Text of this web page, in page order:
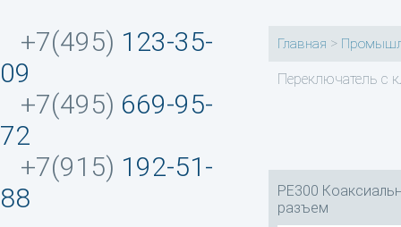
+7(495) 123-35-
09
+7(495) 669-95-
72
+7(915) 192-51-
88
Главная >
Переключатель с
PE300
разъем